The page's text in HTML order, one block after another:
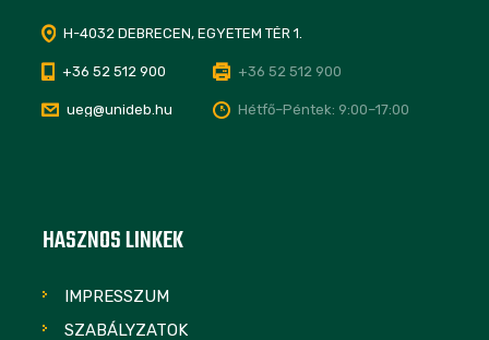
H-4032 DEBRECEN, EGYETEM TÉR 1.
+36 52 512 900 +36 52 512 900
ueg@unideb.hu Hétfő–Péntek: 9:00–17:00
HASZNOS LINKEK
IMPRESSZUM
SZABÁLYZATOK